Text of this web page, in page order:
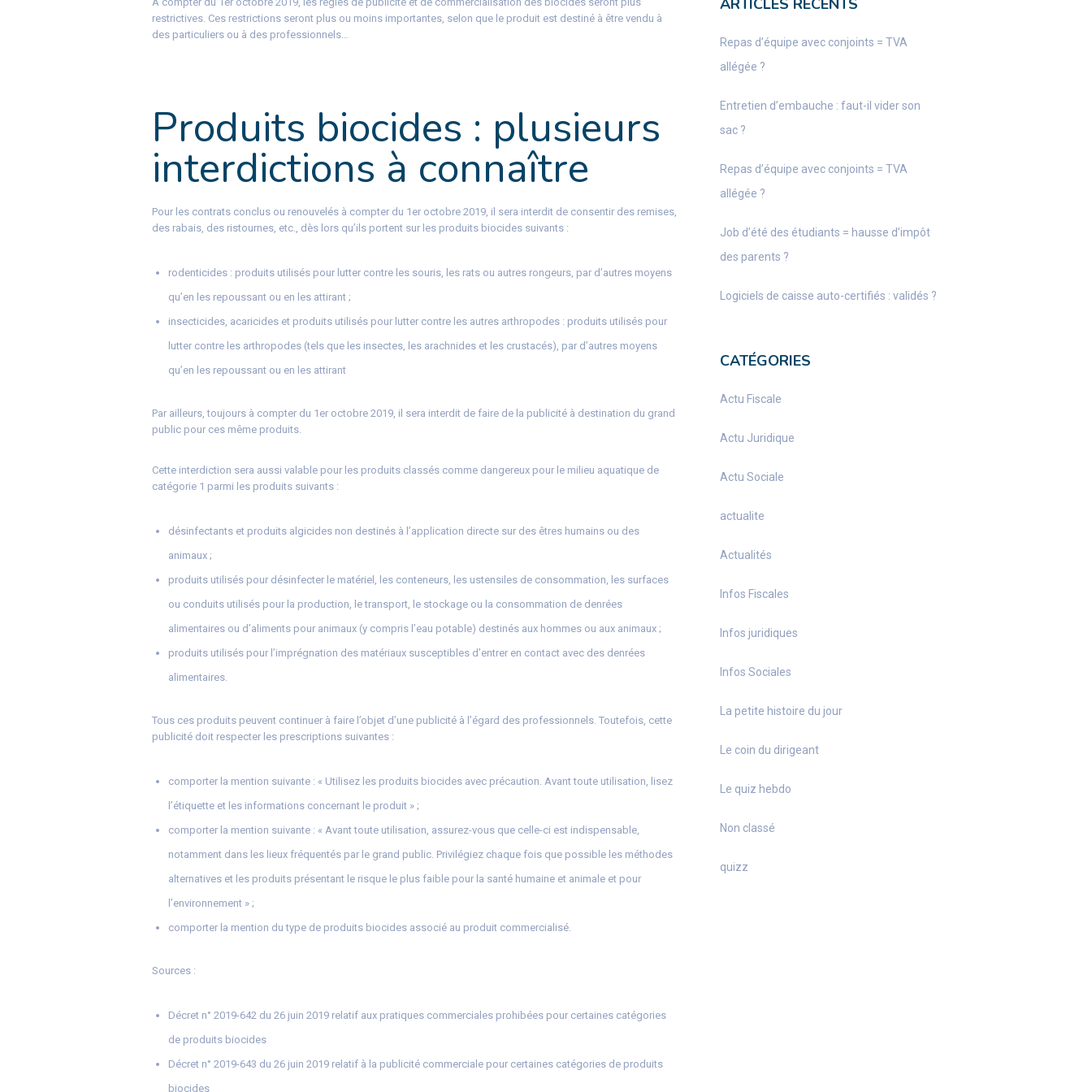
restrictives. Ces restrictions seront plus ou moins importantes, selon que le produit est destiné à être vendu à
des particuliers ou à des professionnels…
Produits biocides : plusieurs
interdictions à connaître
Pour les contrats conclus ou renouvelés à compter du 1er octobre 2019, il sera interdit de consentir des remises,
des rabais, des ristournes, etc., dès lors qu’ils portent sur les produits biocides suivants :
rodenticides : produits utilisés pour lutter contre les souris, les rats ou autres rongeurs, par d’autres moyens
qu’en les repoussant ou en les attirant ;
insecticides, acaricides et produits utilisés pour lutter contre les autres arthropodes : produits utilisés pour
lutter contre les arthropodes (tels que les insectes, les arachnides et les crustacés), par d’autres moyens
qu’en les repoussant ou en les attirant
Par ailleurs, toujours à compter du 1er octobre 2019, il sera interdit de faire de la publicité à destination du grand
public pour ces même produits.
Cette interdiction sera aussi valable pour les produits classés comme dangereux pour le milieu aquatique de
catégorie 1 parmi les produits suivants :
désinfectants et produits algicides non destinés à l’application directe sur des êtres humains ou des
animaux ;
produits utilisés pour désinfecter le matériel, les conteneurs, les ustensiles de consommation, les surfaces
ou conduits utilisés pour la production, le transport, le stockage ou la consommation de denrées
alimentaires ou d’aliments pour animaux (y compris l’eau potable) destinés aux hommes ou aux animaux ;
produits utilisés pour l’imprégnation des matériaux susceptibles d’entrer en contact avec des denrées
alimentaires.
Tous ces produits peuvent continuer à faire l’objet d’une publicité à l’égard des professionnels. Toutefois, cette
publicité doit respecter les prescriptions suivantes :
comporter la mention suivante : « Utilisez les produits biocides avec précaution. Avant toute utilisation, lisez
l’étiquette et les informations concernant le produit » ;
comporter la mention suivante : « Avant toute utilisation, assurez-vous que celle-ci est indispensable,
notamment dans les lieux fréquentés par le grand public. Privilégiez chaque fois que possible les méthodes
alternatives et les produits présentant le risque le plus faible pour la santé humaine et animale et pour
l’environnement » ;
comporter la mention du type de produits biocides associé au produit commercialisé.
Sources :
Décret n° 2019-642 du 26 juin 2019 relatif aux pratiques commerciales prohibées pour certaines catégories
de produits biocides
Décret n° 2019-643 du 26 juin 2019 relatif à la publicité commerciale pour certaines catégories de produits
biocides
Repas d’équipe avec conjoints = TVA
allégée ?
Entretien d’embauche : faut-il vider son
sac ?
Repas d’équipe avec conjoints = TVA
allégée ?
Job d’été des étudiants = hausse d’impôt
des parents ?
Logiciels de caisse auto-certifiés : validés ?
CATÉGORIES
Actu Fiscale
Actu Juridique
Actu Sociale
actualite
Actualités
Infos Fiscales
Infos juridiques
Infos Sociales
La petite histoire du jour
Le coin du dirigeant
Le quiz hebdo
Non classé
quizz